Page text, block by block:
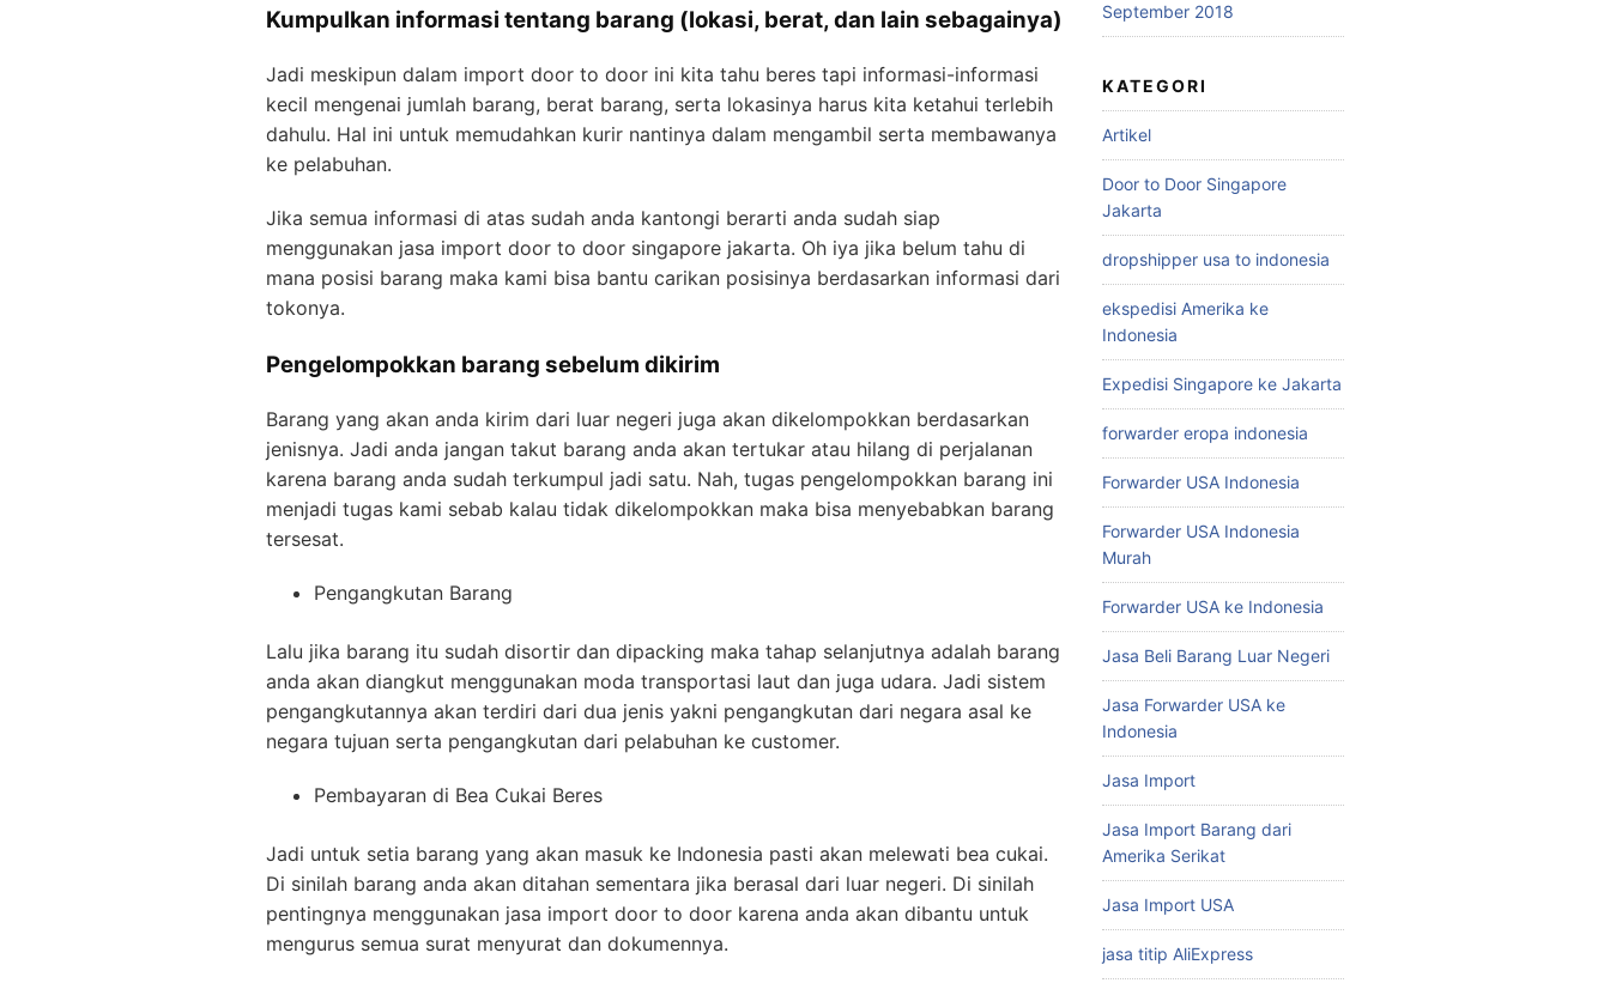
Kumpulkan informasi tentang barang (lokasi, berat, dan lain sebagainya)
Jadi meskipun dalam import door to door ini kita tahu beres tapi informasi-informasi
kecil mengenai jumlah barang, berat barang, serta lokasinya harus kita ketahui terlebih
dahulu. Hal ini untuk memudahkan kurir nantinya dalam mengambil serta membawanya
ke pelabuhan.
Jika semua informasi di atas sudah anda kantongi berarti anda sudah siap
menggunakan jasa import door to door singapore jakarta. Oh iya jika belum tahu di
mana posisi barang maka kami bisa bantu carikan posisinya berdasarkan informasi dari
tokonya.
Pengelompokkan barang sebelum dikirim
Barang yang akan anda kirim dari luar negeri juga akan dikelompokkan berdasarkan
jenisnya. Jadi anda jangan takut barang anda akan tertukar atau hilang di perjalanan
karena barang anda sudah terkumpul jadi satu. Nah, tugas pengelompokkan barang ini
menjadi tugas kami sebab kalau tidak dikelompokkan maka bisa menyebabkan barang
tersesat.
Pengangkutan Barang
Lalu jika barang itu sudah disortir dan dipacking maka tahap selanjutnya adalah barang
anda akan diangkut menggunakan moda transportasi laut dan juga udara. Jadi sistem
pengangkutannya akan terdiri dari dua jenis yakni pengangkutan dari negara asal ke
negara tujuan serta pengangkutan dari pelabuhan ke customer.
Pembayaran di Bea Cukai Beres
Jadi untuk setia barang yang akan masuk ke Indonesia pasti akan melewati bea cukai.
Di sinilah barang anda akan ditahan sementara jika berasal dari luar negeri. Di sinilah
pentingnya menggunakan jasa import door to door karena anda akan dibantu untuk
mengurus semua surat menyurat dan dokumennya.
September 2018
KATEGORI
Artikel
Door to Door Singapore
Jakarta
dropshipper usa to indonesia
ekspedisi Amerika ke
Indonesia
Expedisi Singapore ke Jakarta
forwarder eropa indonesia
Forwarder USA Indonesia
Forwarder USA Indonesia
Murah
Forwarder USA ke Indonesia
Jasa Beli Barang Luar Negeri
Jasa Forwarder USA ke
Indonesia
Jasa Import
Jasa Import Barang dari
Amerika Serikat
Jasa Import USA
jasa titip AliExpress